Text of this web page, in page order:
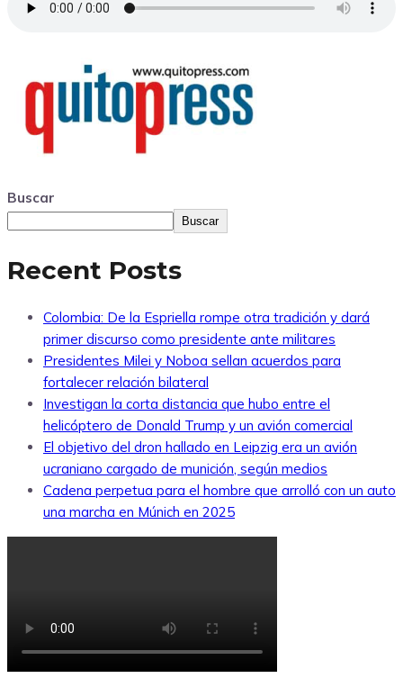
Buscar
Buscar
Recent Posts
Colombia: De la Espriella rompe otra tradición y dará
primer discurso como presidente ante militares
Presidentes Milei y Noboa sellan acuerdos para
fortalecer relación bilateral
Investigan la corta distancia que hubo entre el
helicóptero de Donald Trump y un avión comercial
El objetivo del dron hallado en Leipzig era un avión
ucraniano cargado de munición, según medios
Cadena perpetua para el hombre que arrolló con un auto
una marcha en Múnich en 2025